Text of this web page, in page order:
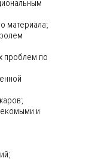
материала;
проблем по
и